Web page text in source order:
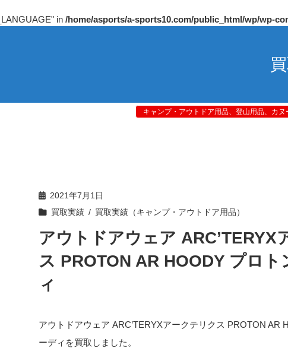
in /home/asports/a-sports10.com/public_html/wp/wp-
キャンプ・アウトドア用品、登山用品、カ
2021年7月1日
買取実績
買取実績（キャンプ・アウトドア用品）
アウトドアウェア ARC’TERYX
ス PROTON AR HOODY プロト
ィ
アウトドアウェア ARC’TERYXアークテリクス PROTON AR
ーディを買取しました。